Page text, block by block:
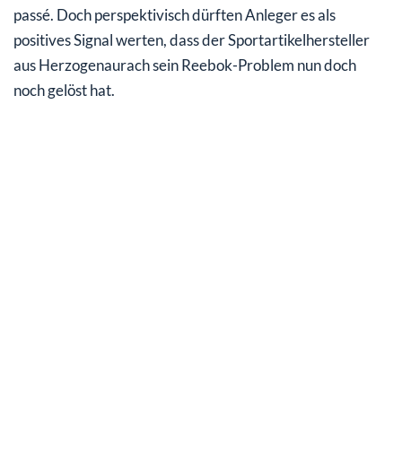
passé. Doch perspektivisch dürften Anleger es als
positives Signal werten, dass der Sportartikelhersteller
aus Herzogenaurach sein Reebok-Problem nun doch
noch gelöst hat.